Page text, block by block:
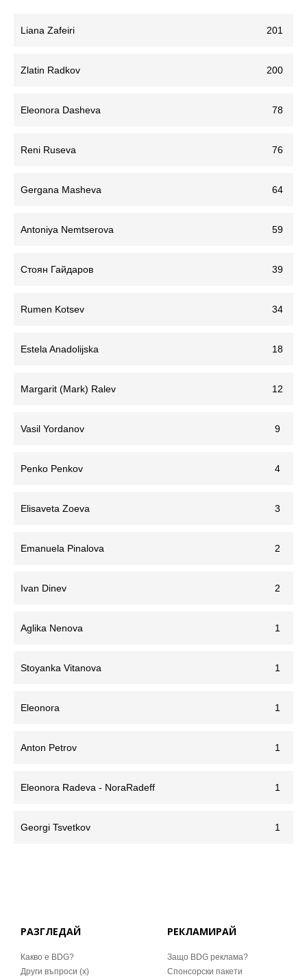
Liana Zafeiri 201
Zlatin Radkov 200
Eleonora Dasheva 78
Reni Ruseva 76
Gergana Masheva 64
Antoniya Nemtserova 59
Стоян Гайдаров 39
Rumen Kotsev 34
Estela Anadolijska 18
Margarit (Mark) Ralev 12
Vasil Yordanov 9
Penko Penkov 4
Elisaveta Zoeva 3
Emanuela Pinalova 2
Ivan Dinev 2
Aglika Nenova 1
Stoyanka Vitanova 1
Eleonora 1
Anton Petrov 1
Eleonora Radeva - NoraRadeff 1
Georgi Tsvetkov 1
РАЗГЛЕДАЙ
Какво е BDG?
Други въпроси (x)
РЕКЛАМИРАЙ
Защо BDG реклама?
Спонсорски пакети